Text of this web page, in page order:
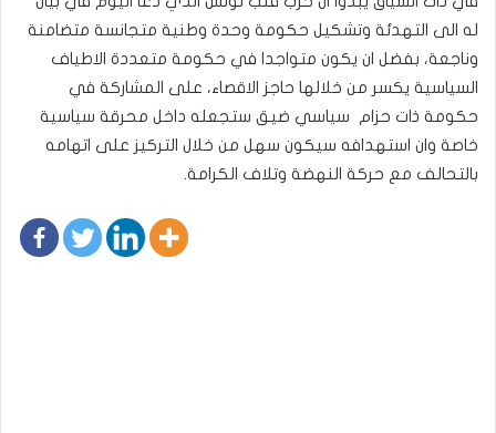
له الى التهدئة وتشكيل حكومة وحدة وطنية متجانسة متضامنة
وناجعة، بفضل ان يكون متواجدا في حكومة متعددة الاطياف
السياسية يكسر من خلالها حاجز الاقصاء، على المشاركة في
حكومة ذات حزام سياسي ضيق ستجعله داخل محرقة سياسية
خاصة وان استهدافه سيكون سهل من خلال التركيز على اتهامه
بالتحالف مع حركة النهضة وتلاف الكرامة.